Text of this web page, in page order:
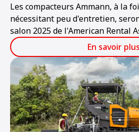
Les compacteurs Ammann, à la
nécessitant peu d'entretien,
salon 2025 de l'American Rental
se tiendra au Las Vegas
30 janvier au samedi 1er février.
En savoir plus